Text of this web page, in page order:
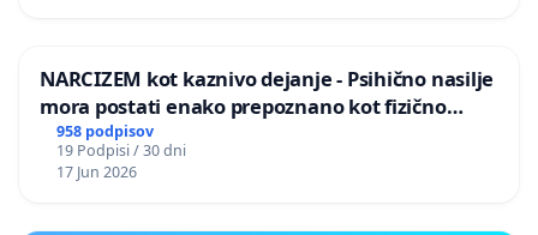
NARCIZEM kot kaznivo dejanje - Psihično nasilje
mora postati enako prepoznano kot fizično
nasilje
958 podpisov
19 Podpisi / 30 dni
17 Jun 2026